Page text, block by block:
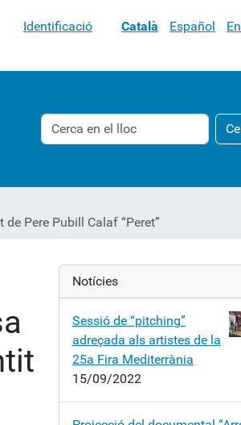
Identificació Català Español
Cerca
Cerca
avançada…
Pere Pubill Calaf “Peret”
Notícies
Sessió de “pitching”
adreçada als artistes de la
25a Fira Mediterrània
15/09/2022